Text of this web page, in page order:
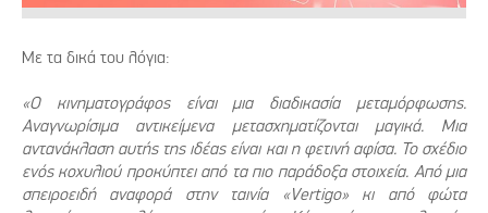
Με τα δικά του λόγια:
«Ο κινηματογράφος είναι μια διαδικασία μεταμόρφωσης.
Αναγνωρίσιμα αντικείμενα μετασχηματίζονται μαγικά. Μια
αντανάκλαση αυτής της ιδέας είναι και η φετινή αφίσα. Το σχέδιο
ενός κοχυλιού προκύπτει από τα πιο παράδοξα στοιχεία. Από μια
σπειροειδή αναφορά στην ταινία «Vertigo» κι από φώτα